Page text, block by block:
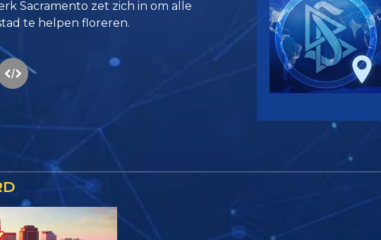
Sacramento zet zich in om alle
te helpen floreren.